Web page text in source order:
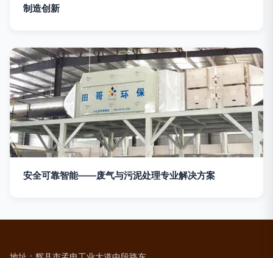
制造创新
安全可靠智能——废气与污泥处理专业解决方案